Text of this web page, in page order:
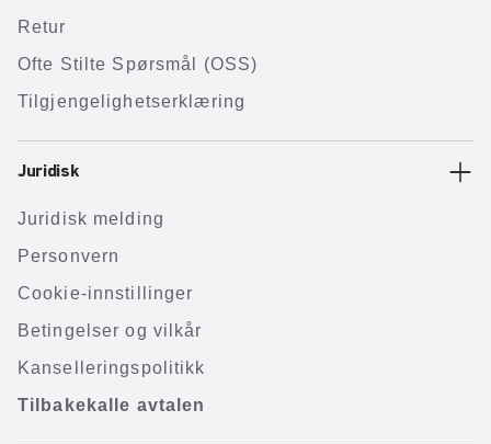
Retur
Ofte Stilte Spørsmål (OSS)
Tilgjengelighetserklæring
Juridisk
Juridisk melding
Personvern
Cookie-innstillinger
Betingelser og vilkår
Kanselleringspolitikk
Tilbakekalle avtalen